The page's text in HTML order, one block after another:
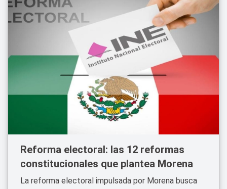
Reforma electoral: las 12 reformas
constitucionales que plantea Morena
La reforma electoral impulsada por Morena busca